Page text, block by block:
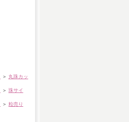
＞ 丸珠カッ
＞ 珠サイ
＞ 粒売り